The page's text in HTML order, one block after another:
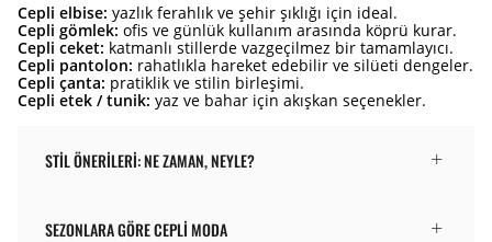
Cepli elbise: yazlık ferahlık ve şehir şıklığı için ideal.
Cepli gömlek: ofis ve günlük kullanım arasında köprü kurar.
Cepli ceket: katmanlı stillerde vazgeçilmez bir tamamlayıcı.
Cepli pantolon: rahatlıkla hareket edebilir ve silüeti dengeler.
Cepli çanta: pratiklik ve stilin birleşimi.
Cepli etek / tunik: yaz ve bahar için akışkan seçenekler.
STIL ÖNERILERI: NE ZAMAN, NEYLE?
SEZONLARA GÖRE CEPLI MODA